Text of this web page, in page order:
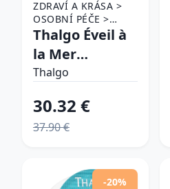
ZDRAVÍ A KRÁSA >
OSOBNÍ PÉČE >
KOSMETIKA > PÉČE
O PLEŤ
Thalgo Éveil à
la Mer
Reviving
energizujúca
hydratačná
minerálmi 150
Thalgo
30.32 €
37.90 €
-20%